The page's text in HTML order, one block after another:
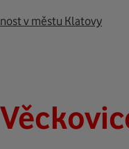
v městu Klatovy